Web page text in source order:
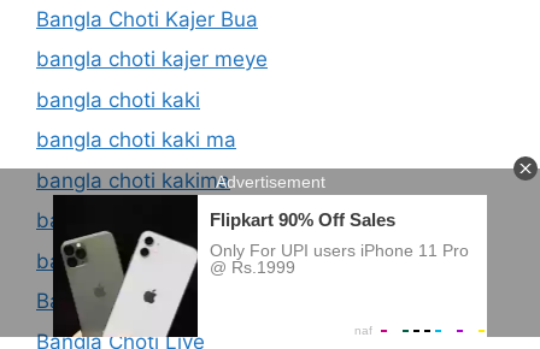
Bangla Choti Kajer Bua
bangla choti kajer meye
bangla choti kaki
bangla choti kaki ma
bangla choti kakima
bangla choti kamdev
bangla choti khala
Bangla Choti List
Bangla Choti Live